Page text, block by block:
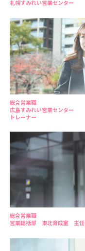
札幌すみれい営業センター
総合営業職
広島すみれい営業センター
トレーナー
総合営業職
営業総括部 東北育成室 主任